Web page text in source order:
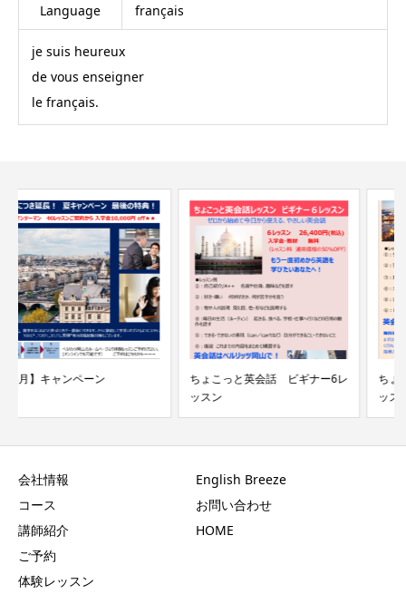
Language français
je suis heureux
de vous enseigner
le français.
ちょこっと英会話 ビギナー6レ
ちょこっと英会話フォーカスレ
会社情報
コース
講師紹介
ご予約
体験レッスン
English Breeze
お問い合わせ
HOME